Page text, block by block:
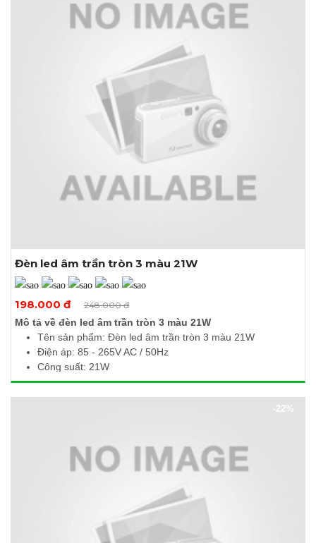
Xem thêm ảnh
Đèn led âm trần tròn 3 màu 21W
198.000 đ 248.000 đ
Mô tả về đèn led âm trần tròn 3 màu 21W
Tên sản phẩm: Đèn led âm trần tròn 3 màu 21W
Điện áp: 85 - 265V AC / 50Hz
Công suất: 21W
Quang thông: 2100Lm / 2011Lm / 2100Lm
Nhiệt độ màu: 6500K / 3000K / 4000K
-22%